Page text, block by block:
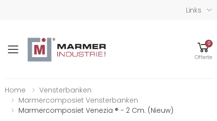
Links
Toggle mobile menu
0
Offerte
Home
Vensterbanken
Marmercomposiet Vensterbanken
Marmercomposiet Venezia ® - 2 Cm. (nieuw)